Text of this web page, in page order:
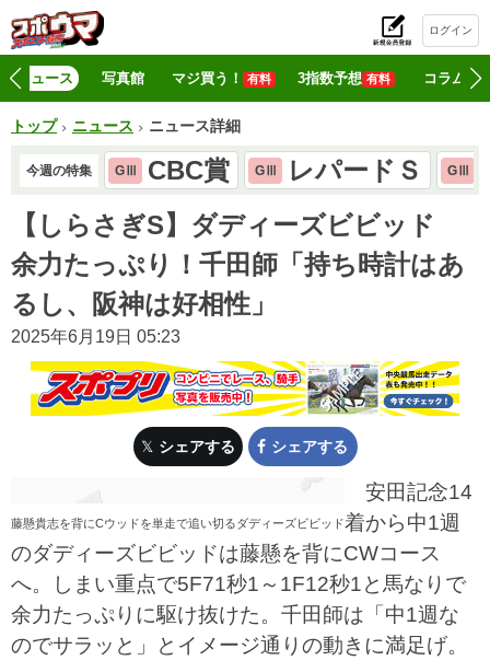
ログイン
ニュース 写真館 マジ買う！ 有料 3指数予想 有料 コラム
トップ ニュース ニュース詳細
今週の特集 GⅢ CBC賞 GⅢ レパードＳ GⅢ
【しらさぎS】ダディーズビビッド
余力たっぷり！千田師「持ち時計はあ
るし、阪神は好相性」
2025年6月19日 05:23
シェアする シェアする
藤懸貴志を背にCウッドを単走で追い切るダディーズビビッド
安田記念14
着から中1週
のダディーズビビッドは藤懸を背にCWコース
へ。しまい重点で5F71秒1～1F12秒1と馬なりで
余力たっぷりに駆け抜けた。千田師は「中1週な
のでサラッと」とイメージ通りの動きに満足げ。